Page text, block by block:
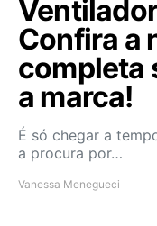
Confira a
completa
a marca!
É só chegar a
a procura por…
Vanessa Menegueci